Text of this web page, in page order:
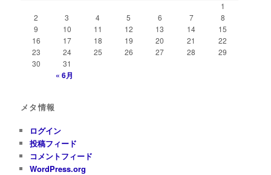
1
2
3 4 5 6 7
8
9
10 11 12 13 14
15
16
17 18 19 20 21
22
23
24 25 26 27 28
29
30
31
« 6月
メタ情報
ログイン
投稿フィード
コメントフィード
WordPress.org